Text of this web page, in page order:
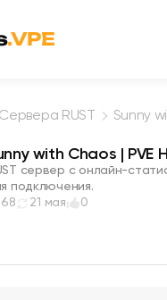
.VPE
Сервера RUST
with Chaos | PVE
сервер с онлайн-
подключения.
68
21 мая 0